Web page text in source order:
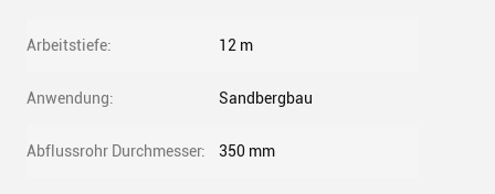
Arbeitstiefe: 12 m
Anwendung: Sandbergbau
Abflussrohr Durchmesser: 350 mm